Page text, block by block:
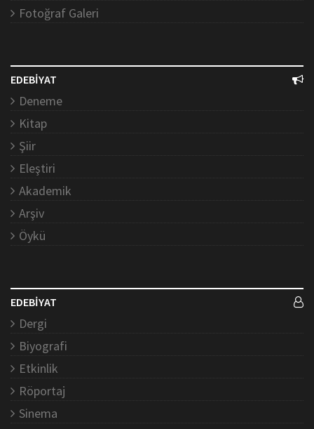
Fotoğraf Galeri
EDEBİYAT
Deneme
Kitap
Şiir
Eleştiri
Akademik
Arşiv
Öykü
EDEBİYAT
Dergi
Biyografi
Etkinlik
Röportaj
Sinema